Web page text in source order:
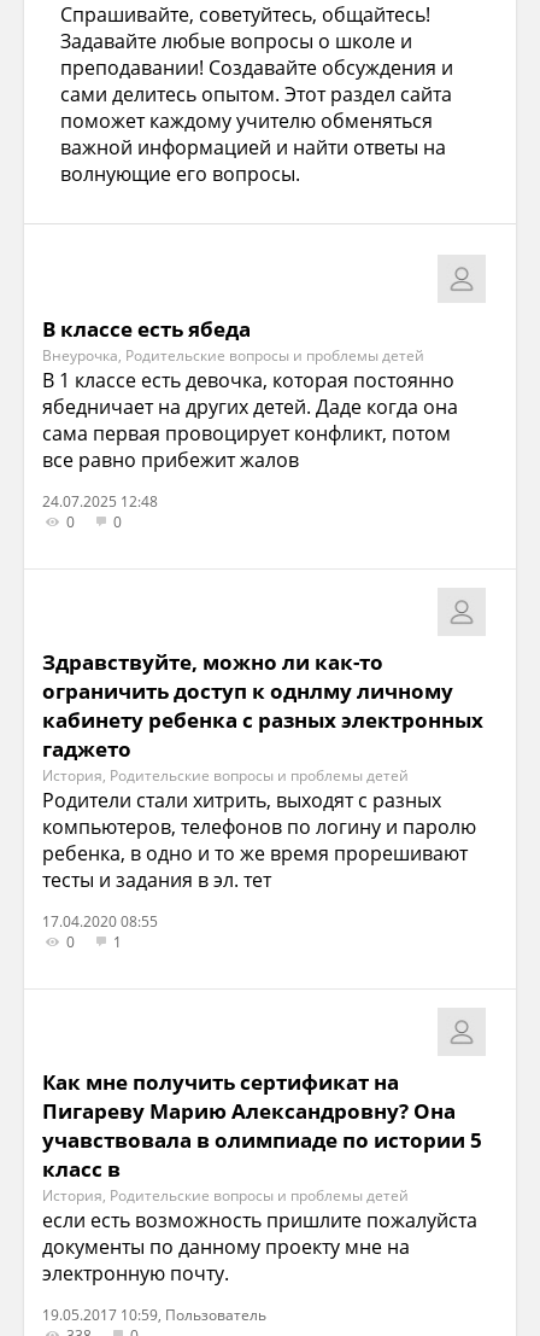
Спрашивайте, советуйтесь, общайтесь!
Задавайте любые вопросы о школе и
преподавании! Создавайте обсуждения и
сами делитесь опытом. Этот раздел сайта
поможет каждому учителю обменяться
важной информацией и найти ответы на
волнующие его вопросы.
В классе есть ябеда
Внеурочка, Родительские вопросы и проблемы детей
В 1 классе есть девочка, которая постоянно
ябедничает на других детей. Даде когда она
сама первая провоцирует конфликт, потом
все равно прибежит жалов
24.07.2025 12:48
0
0
Здравствуйте, можно ли как-то
ограничить доступ к однлму личному
кабинету ребенка с разных электронных
гаджето
История, Родительские вопросы и проблемы детей
Родители стали хитрить, выходят с разных
компьютеров, телефонов по логину и паролю
ребенка, в одно и то же время прорешивают
тесты и задания в эл. тет
17.04.2020 08:55
0
1
Как мне получить сертификат на
Пигареву Марию Александровну? Она
учавствовала в олимпиаде по истории 5
класс в
История, Родительские вопросы и проблемы детей
если есть возможность пришлите пожалуйста
документы по данному проекту мне на
электронную почту.
19.05.2017 10:59, Пользователь